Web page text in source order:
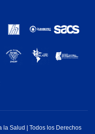
Salud | Todos los Derechos